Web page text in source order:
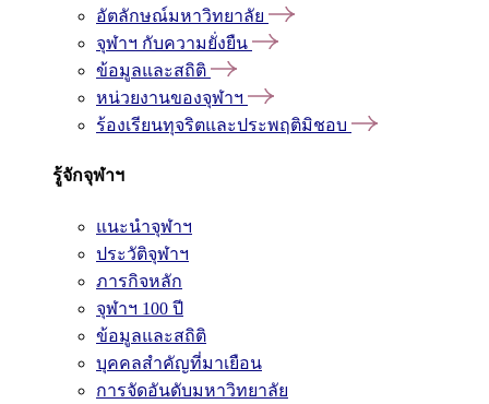
อัตลักษณ์มหาวิทยาลัย
จุฬาฯ กับความยั่งยืน
ข้อมูลและสถิติ
หน่วยงานของจุฬาฯ
ร้องเรียนทุจริตและประพฤติมิชอบ
รู้จักจุฬาฯ
แนะนำจุฬาฯ
ประวัติจุฬาฯ
ภารกิจหลัก
จุฬาฯ 100 ปี
ข้อมูลและสถิติ
บุคคลสำคัญที่มาเยือน
การจัดอันดับมหาวิทยาลัย